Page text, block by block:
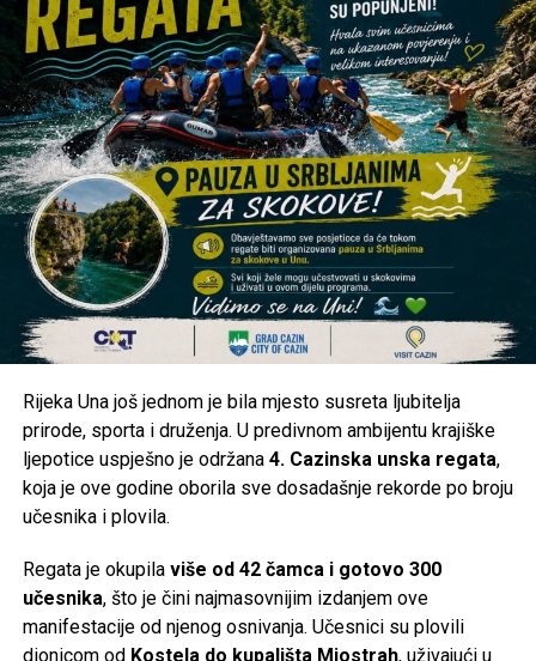
dana, u drugim naseljima građani navode da bez vode
ostaju satima, pa čak i danima.
U ovakvim okolnostima posebno je važno da nadležne
službe redovno obavještavaju javnost o razlozima
restrikcija, očekivanom trajanju prekida i planovima za
stabilizaciju sistema, kako bi se građani mogli na vrijeme
organizovati.
Kakva je situacija kod vas?
Da li je voda stigla u vaše naselje ili ste i dalje bez
vodosnabdijevanja? Pišite nam u komentarima iz kojeg ste
informacije mogu pomoći i drugim građanima da steknu
jasniju sliku o stanju na području Cazina.
Share Post
Share
Mail
Rijeka Una još jednom je bila mjesto susreta ljubitelja
prirode, sporta i druženja. U predivnom ambijentu krajiške
ljepotice uspješno je održana 4. Cazinska unska regata,
koja je ove godine oborila sve dosadašnje rekorde po broju
učesnika i plovila.
Regata je okupila više od 42 čamca i gotovo 300
učesnika, što je čini najmasovnijim izdanjem ove
manifestacije od njenog osnivanja. Učesnici su plovili
dionicom od Kostela do kupališta Miostrah, uživajući u